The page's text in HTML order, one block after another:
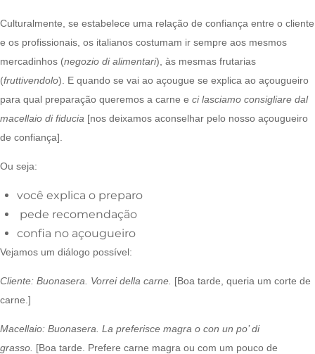
Culturalmente, se estabelece uma relação de confiança entre o cliente
e os profissionais, os italianos costumam ir sempre aos mesmos
mercadinhos (negozio di alimentari), às mesmas frutarias
(fruttivendolo). E quando se vai ao açougue se explica ao açougueiro
para qual preparação queremos a carne e ci lasciamo consigliare dal
macellaio di fiducia [nos deixamos aconselhar pelo nosso açougueiro
de confiança].
Ou seja:
você explica o preparo
pede recomendação
confia no açougueiro
Vejamos um diálogo possível:
Cliente: Buonasera. Vorrei della carne. [Boa tarde, queria um corte de
carne.]
Macellaio: Buonasera. La preferisce magra o con un po’ di
grasso. [Boa tarde. Prefere carne magra ou com um pouco de